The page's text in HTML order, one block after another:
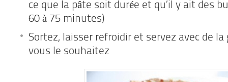
ce que la pâte soit durée et qu’il y ait des
60 à 75 minutes)
Sortez, laisser refroidir et servez avec de la
vous le souhaitez